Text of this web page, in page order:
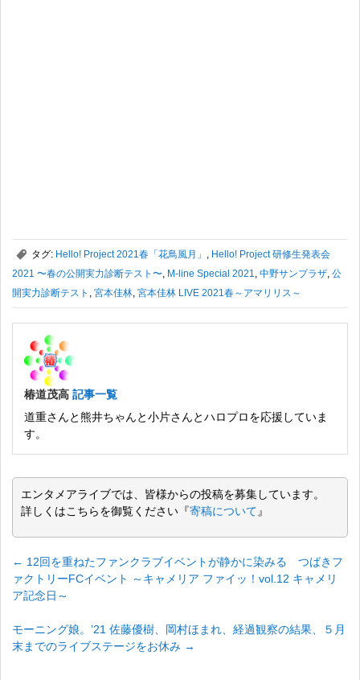
, タグ: Hello! Project 2021春「花鳥風月」 , Hello! Project 研修生発表会
2021 〜春の公開実力診断テスト〜, M-line Special 2021, 中野サンプラザ, 公
開実力診断テスト , 宮本佳林, 宮本佳林 LIVE 2021春～アマリリス～
椿道茂高 記事一覧
道重さんと熊井ちゃんと小片さんとハロプロを応援していま
す。
エンタメアライブでは、皆様からの投稿を募集しています。
詳しくはこちらを御覧ください『寄稿について 』
← 12回を重ねたファンクラブイベントが静かに染みる つばきフ
ァクトリーFCイベント ～キャメリア ファイッ！vol.12 キャメリ
ア記念日～
モーニング娘。’21 佐藤優樹、岡村ほまれ、経過観察の結果、５月
末までのライブステージをお休み →